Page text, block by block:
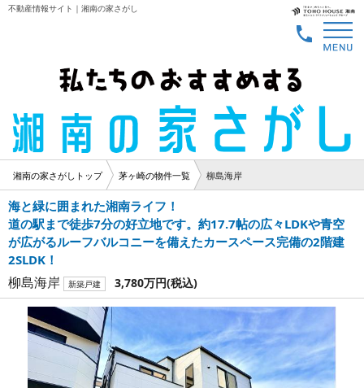
不動産情報サイト｜湘南の家さがし
湘南の家さがしトップ 茅ヶ崎の物件一覧 柳島海岸
海と緑に囲まれた湘南ライフ！
道の駅まで徒歩7分の好立地です。約17.7帖の広々LDKや青空
が広がるルーフバルコニーを備えたカースペース完備の2階建
2SLDK！
柳島海岸 新築戸建 3,780万円(税込)